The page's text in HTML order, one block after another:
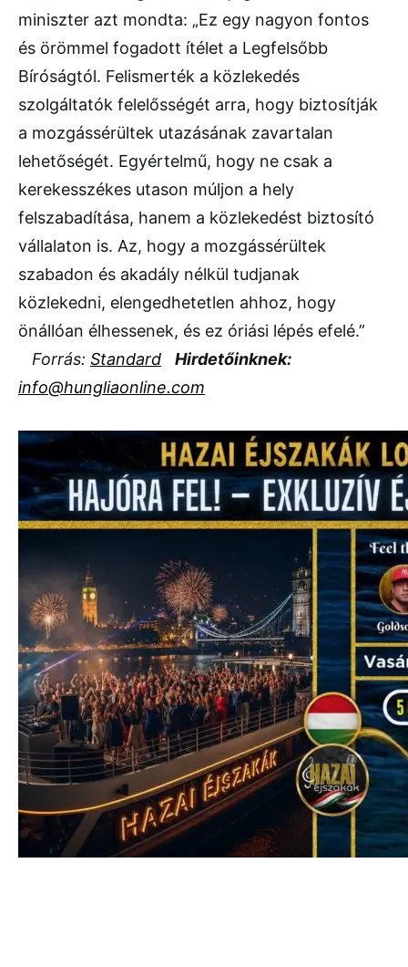
miniszter azt mondta: „Ez egy nagyon fontos
és örömmel fogadott ítélet a Legfelsőbb
Bíróságtól. Felismerték a közlekedés
szolgáltatók felelősségét arra, hogy biztosítják
a mozgássérültek utazásának zavartalan
lehetőségét. Egyértelmű, hogy ne csak a
kerekesszékes utason múljon a hely
felszabadítása, hanem a közlekedést biztosító
vállalaton is. Az, hogy a mozgássérültek
szabadon és akadály nélkül tudjanak
közlekedni, elengedhetetlen ahhoz, hogy
önállóan élhessenek, és ez óriási lépés efelé.”
Forrás: Standard
Hirdetőinknek:
info@hungliaonline.com